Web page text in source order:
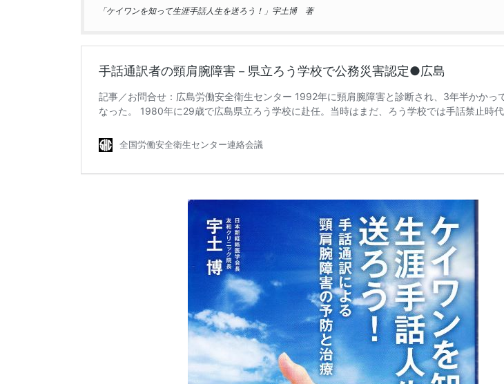
「ケイワンを知って生涯手話人生を送ろう！」宇土博 著